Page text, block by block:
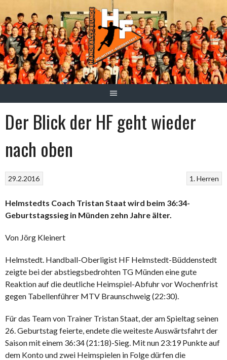
zum
Inhalt
Der Blick der HF geht wieder
nach oben
1. Herren
29.2.2016
Helmstedts Coach Tristan Staat wird beim 36:34-
Geburtstagssieg in Münden zehn Jahre älter.
Von Jörg Kleinert
Helmstedt. Handball-Oberligist HF Helmstedt-Büddenstedt
zeigte bei der abstiegsbedrohten TG Münden eine gute
Reaktion auf die deutliche Heimspiel-Abfuhr vor Wochenfrist
gegen Tabellenführer MTV Braunschweig (22:30).
Für das Team von Trainer Tristan Staat, der am Spieltag seinen
26. Geburtstag feierte, endete die weiteste Auswärtsfahrt der
Saison mit einem 36:34 (21:18)-Sieg. Mit nun 23:19 Punkte auf
dem Konto und zwei Heimspielen in Folge dürfen die